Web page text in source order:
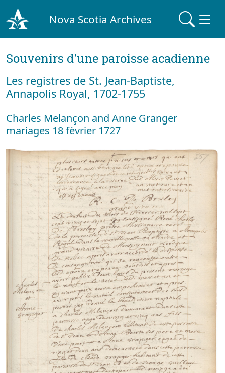
Nova Scotia Archives
Souvenirs d'une paroisse acadienne
Les registres de St. Jean-Baptiste,
Annapolis Royal, 1702-1755
Charles Melançon and Anne Granger
mariages 18 fèvrier 1727